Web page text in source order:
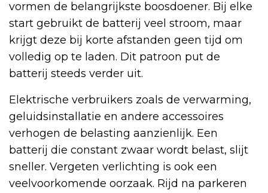
vormen de belangrijkste boosdoener. Bij elke
start gebruikt de batterij veel stroom, maar
krijgt deze bij korte afstanden geen tijd om
volledig op te laden. Dit patroon put de
batterij steeds verder uit.
Elektrische verbruikers zoals de verwarming,
geluidsinstallatie en andere accessoires
verhogen de belasting aanzienlijk. Een
batterij die constant zwaar wordt belast, slijt
sneller. Vergeten verlichting is ook een
veelvoorkomende oorzaak. Rijd na parkeren